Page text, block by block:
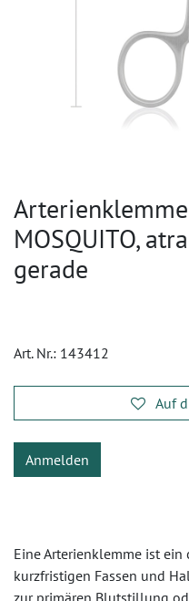
Arterienklemme
MOSQUITO,
gerade
Art. Nr.: 143412
Auf
Anmelden
Eine Arterienklemme ist
kurzfristigen Fassen und
zur primären Blutstillung